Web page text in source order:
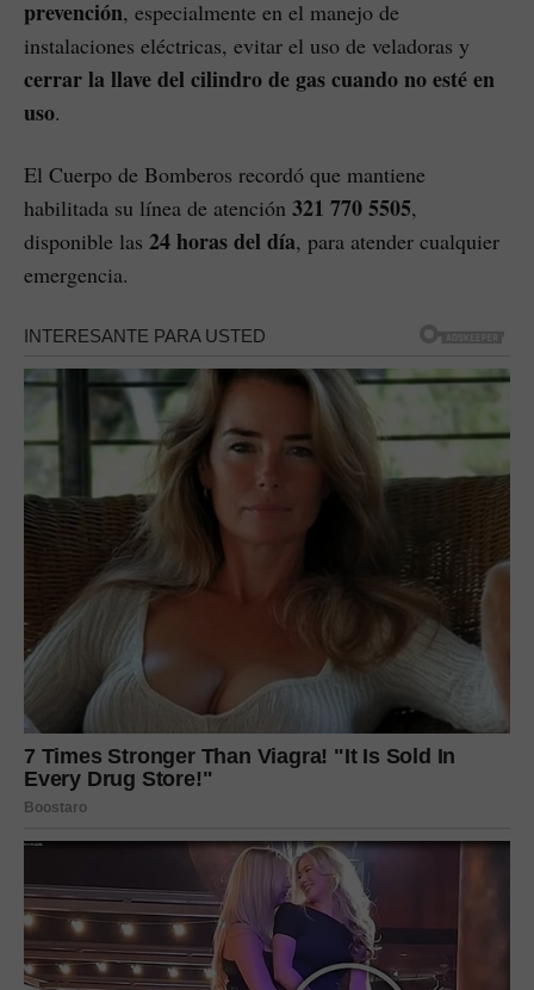
prevención, especialmente en el manejo de
instalaciones eléctricas, evitar el uso de veladoras y
cerrar la llave del cilindro de gas cuando no esté en
uso.
El Cuerpo de Bomberos recordó que mantiene
habilitada su línea de atención 321 770 5505,
disponible las 24 horas del día, para atender cualquier
emergencia.